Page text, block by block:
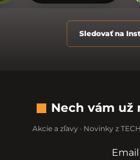
Sledovať na
Nech vám už
Akcie a zľavy · Novinky z
Email